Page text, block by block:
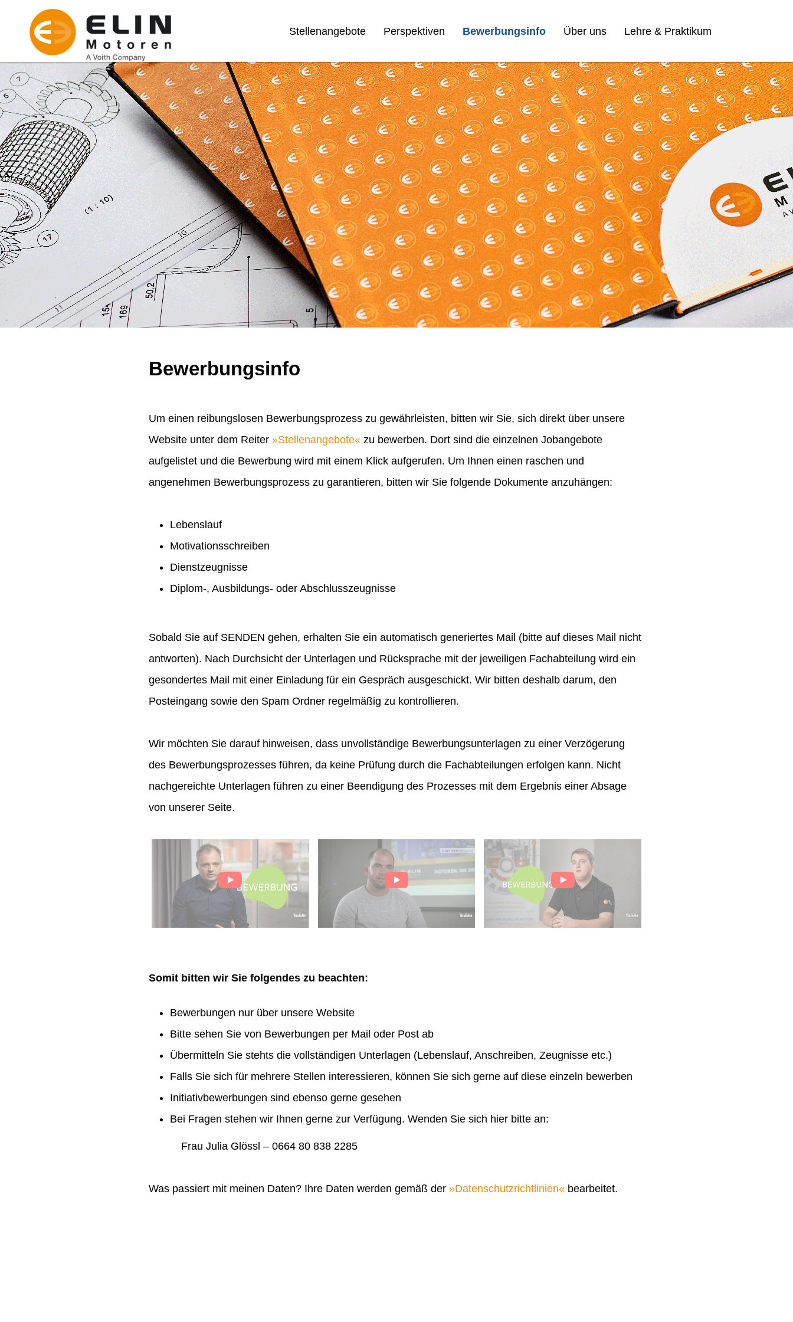
Stellenangebote Perspektiven Bewerbungsinfo Über uns Lehre & Praktikum
Bewerbungsinfo
Um einen reibungslosen Bewerbungsprozess zu gewährleisten, bitten wir Sie, sich direkt über unsere
Website unter dem Reiter
Stellenangebote
zu bewerben. Dort sind die einzelnen Jobangebote
aufgelistet und die Bewerbung wird mit einem Klick aufgerufen. Um Ihnen einen raschen und
angenehmen Bewerbungsprozess zu garantieren, bitten wir Sie folgende Dokumente anzuhängen:
Lebenslauf
Motivationsschreiben
Dienstzeugnisse
Diplom-, Ausbildungs- oder Abschlusszeugnisse
Sobald Sie auf SENDEN gehen, erhalten Sie ein automatisch generiertes Mail (bitte auf dieses Mail nicht
antworten). Nach Durchsicht der Unterlagen und Rücksprache mit der jeweiligen Fachabteilung wird ein
gesondertes Mail mit einer Einladung für ein Gespräch ausgeschickt. Wir bitten deshalb darum, den
Posteingang sowie den Spam Ordner regelmäßig zu kontrollieren.
Wir möchten Sie darauf hinweisen, dass unvollständige Bewerbungsunterlagen zu einer Verzögerung
des Bewerbungsprozesses führen, da keine Prüfung durch die Fachabteilungen erfolgen kann. Nicht
nachgereichte Unterlagen führen zu einer Beendigung des Prozesses mit dem Ergebnis einer Absage
von unserer Seite.
Somit bitten wir Sie folgendes zu beachten:
Bewerbungen nur über unsere Website
Bitte sehen Sie von Bewerbungen per Mail oder Post ab
Übermitteln Sie stehts die vollständigen Unterlagen (Lebenslauf, Anschreiben, Zeugnisse etc.)
Falls Sie sich für mehrere Stellen interessieren, können Sie sich gerne auf diese einzeln bewerben
Initiativbewerbungen sind ebenso gerne gesehen
Bei Fragen stehen wir Ihnen gerne zur Verfügung. Wenden Sie sich hier bitte an:
Frau Julia Glössl – 0664 80 838 2285
Was passiert mit meinen Daten? Ihre Daten werden gemäß der Datenschutzrichtlinien bearbeitet.